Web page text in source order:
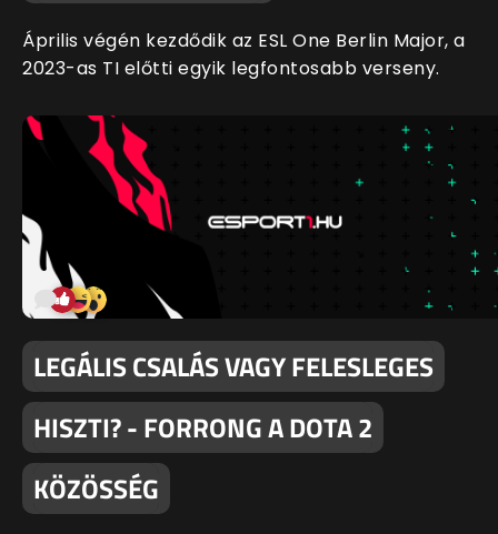
Április végén kezdődik az ESL One Berlin Major, a
2023-as TI előtti egyik legfontosabb verseny.
LEGÁLIS CSALÁS VAGY FELESLEGES
HISZTI? - FORRONG A DOTA 2
KÖZÖSSÉG